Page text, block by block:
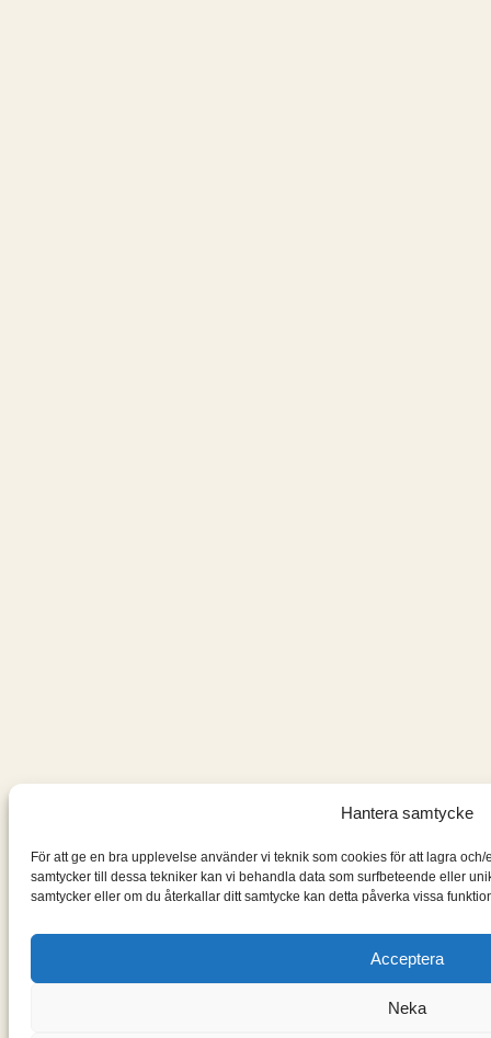
Hantera samtycke
För att ge en bra upplevelse använder vi teknik som cookies för att lagra
samtycker till dessa tekniker kan vi behandla data som surfbeteende eller
samtycker eller om du återkallar ditt samtycke kan detta påverka vissa
Acceptera
Neka